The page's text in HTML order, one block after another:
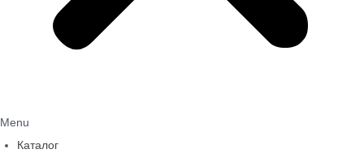
Menu
Каталог